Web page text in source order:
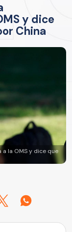
y dice
China
la OMS y dice que